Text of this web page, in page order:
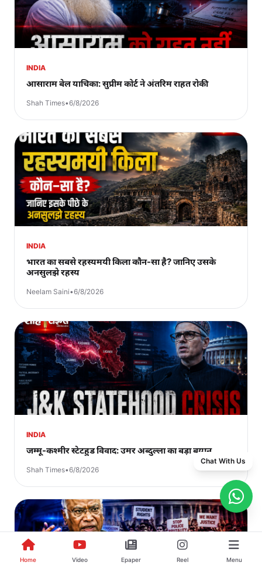
INDIA
आसाराम बेल याचिका: सुप्रीम कोर्ट ने अंतरिम राहत रोकी
Shah Times•6/8/2026
INDIA
भारत का सबसे रहस्यमयी किला कौन-सा है? जानिए उसके
अनसुलझे रहस्य
Neelam Saini•6/8/2026
INDIA
जम्मू-कश्मीर स्टेटहुड विवाद: उमर अब्दुल्ला का बड़ा बयान
Shah Times•6/8/2026
Home Video Epaper Reel Menu
Chat With Us